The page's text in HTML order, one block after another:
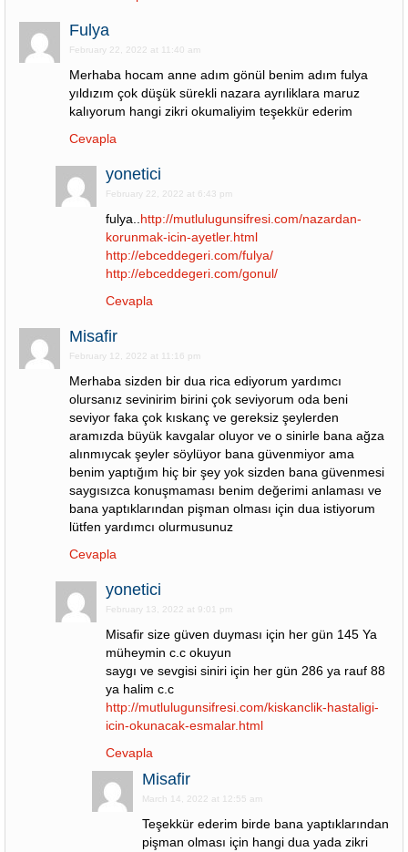
Fulya
February 22, 2022 at 11:40 am
Merhaba hocam anne adım gönül benim adım fulya
yıldızım çok düşük sürekli nazara ayrıliklara maruz
kalıyorum hangi zikri okumaliyim teşekkür ederim
Cevapla
yonetici
February 22, 2022 at 6:43 pm
fulya.. http://mutlulugunsifresi.com/nazardan-
korunmak-icin-ayetler.html
http://ebceddegeri.com/fulya/
http://ebceddegeri.com/gonul/
Cevapla
Misafir
February 12, 2022 at 11:16 pm
Merhaba sizden bir dua rica ediyorum yardımcı
olursanız sevinirim birini çok seviyorum oda beni
seviyor faka çok kıskanç ve gereksiz şeylerden
aramızda büyük kavgalar oluyor ve o sinirle bana ağza
alınmıycak şeyler söylüyor bana güvenmiyor ama
benim yaptığım hiç bir şey yok sizden bana güvenmesi
saygısızca konuşmaması benim değerimi anlaması ve
bana yaptıklarından pişman olması için dua istiyorum
lütfen yardımcı olurmusunuz
Cevapla
yonetici
February 13, 2022 at 9:01 pm
Misafir size güven duyması için her gün 145 Ya
müheymin c.c okuyun
saygı ve sevgisi siniri için her gün 286 ya rauf 88
ya halim c.c
http://mutlulugunsifresi.com/kiskanclik-hastaligi-
icin-okunacak-esmalar.html
Cevapla
Misafir
March 14, 2022 at 12:55 am
Teşekkür ederim birde bana yaptıklarından
pişman olması için hangi dua yada zikri